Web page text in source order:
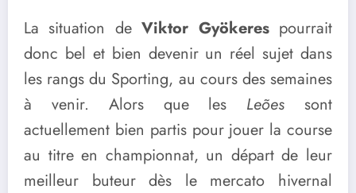
La situation deViktor Gyökerespourrait
donc bel et bien devenir un réel sujet dans
les rangs du Sporting, au cours des semaines
à venir. Alors que les Leões sont
actuellement bien partis pour jouer la course
au titre en championnat, un départ de leur
meilleur buteur dès le mercato hivernal